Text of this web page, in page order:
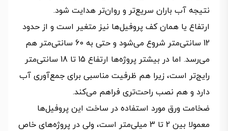
نتیجه آب باران سریع‌تر و روان‌تر هدایت شود.
ارتفاع یا همان کف پروفیل‌ها نیز متغیر است و از حدود
12 سانتی‌متر شروع می‌شود و حتی به 60 سانتی‌متر هم
می‌رسد. اما در بیشتر پروژه‌ها ارتفاع 15 تا 18 سانتی‌متر
رایج‌تر است، زیرا هم ظرفیت مناسبی برای جمع‌آوری آب
دارد و هم نصب راحت‌تری فراهم می‌کند.
ضخامت ورق مورد استفاده در ساخت این پروفیل‌ها
معمولا بین 2 تا 3 میلی‌متر است، ولی در پروژه‌های خاص